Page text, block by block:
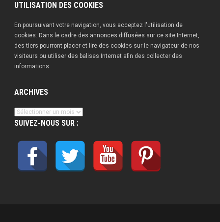
UTILISATION DES COOKIES
En poursuivant votre navigation, vous acceptez l'utilisation de
cookies. Dans le cadre des annonces diffusées sur ce site Internet,
des tiers pourront placer et lire des cookies sur le navigateur de nos
visiteurs ou utiliser des balises Internet afin des collecter des
informations.
ARCHIVES
Archives
SUIVEZ-NOUS SUR :